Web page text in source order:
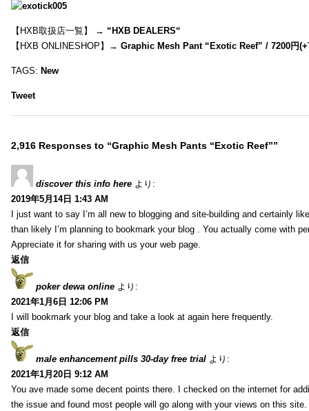
【HXB取扱店一覧】 → “HXB DEALERS“
【HXB ONLINESHOP】→ Graphic Mesh Pant “Exotic Reef” / 7200円
TAGS: New
Tweet
2,916 Responses to “Graphic Mesh Pants “Exotic Reef””
discover this info here より:
2019年5月14日 1:43 AM
I just want to say I’m all new to blogging and site-building and certainly
than likely I’m planning to bookmark your blog . You actually come with
Appreciate it for sharing with us your web page.
返信
poker dewa online より:
2021年1月6日 12:06 PM
I will bookmark your blog and take a look at again here frequently.
返信
male enhancement pills 30-day free trial より:
2021年1月20日 9:12 AM
You ave made some decent points there. I checked on the internet for
the issue and found most people will go along with your views on this site.